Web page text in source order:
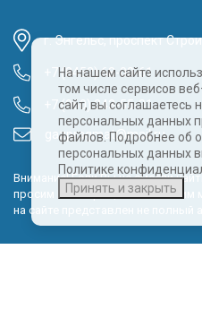
На нашем сайте
том числе сервисов
сайт, вы соглашаетесь
персональных данных
файлов. Подробнее об
персональных данных
Политике
Принять и закрыть
г. Энгельс, проспект
+7 (8452) 68-00-61
+7 (960) 343-55-81
gazpragmat@mail.ru
Внимание! Если Вы не смогли
просим Вас обращаться к
на сайте представлен не полный